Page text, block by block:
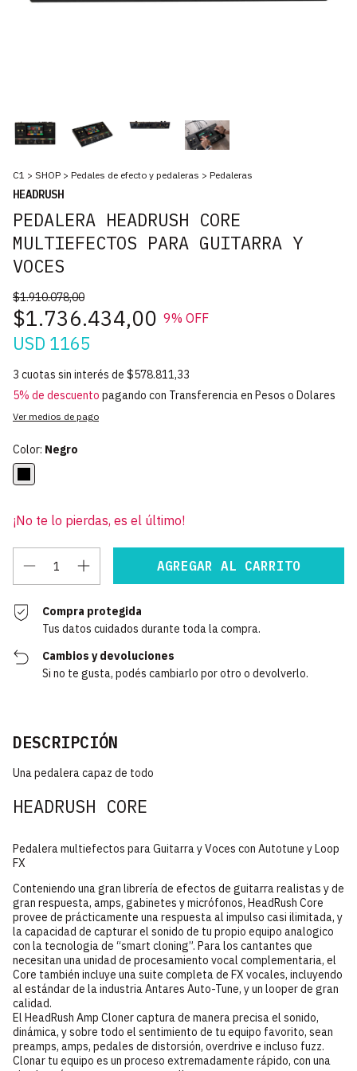
C1 > SHOP > Pedales de efecto y pedaleras > Pedaleras
HEADRUSH
PEDALERA HEADRUSH CORE
MULTIEFECTOS PARA GUITARRA Y
VOCES
$1.910.078,00
$1.736.434,00 9% OFF
USD 1165
3 cuotas sin interés de $578.811,33
5% de descuento pagando con Transferencia en Pesos o Dolares
Ver medios de pago
Color: Negro
¡No te lo pierdas, es el último!
Compra protegida
Tus datos cuidados durante toda la compra.
Cambios y devoluciones
Si no te gusta, podés cambiarlo por otro o devolverlo.
DESCRIPCIÓN
Una pedalera capaz de todo
HEADRUSH CORE
Pedalera multiefectos para Guitarra y Voces con Autotune y Loop
FX
Conteniendo una gran librería de efectos de guitarra realistas y de
gran respuesta, amps, gabinetes y micrófonos, HeadRush Core
provee de prácticamente una respuesta al impulso casi ilimitada, y
la capacidad de capturar el sonido de tu propio equipo analogico
con la tecnologia de “smart cloning”. Para los cantantes que
necesitan una unidad de procesamiento vocal complementaria, el
Core también incluye una suite completa de FX vocales, incluyendo
al estándar de la industria Antares Auto-Tune, y un looper de gran
calidad.
El HeadRush Amp Cloner captura de manera precisa el sonido,
dinámica, y sobre todo el sentimiento de tu equipo favorito, sean
preamps, amps, pedales de distorsión, overdrive e incluso fuzz.
Clonar tu equipo es un proceso extremadamente rápido, con una